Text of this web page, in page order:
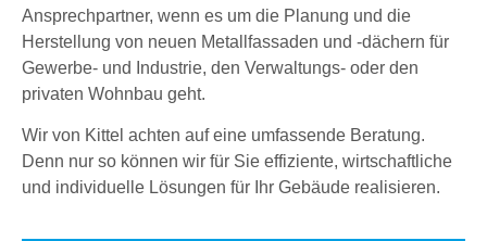
Ansprechpartner, wenn es um die Planung und die
Herstellung von neuen Metallfassaden und -dächern für
Gewerbe- und Industrie, den Verwaltungs- oder den
privaten Wohnbau geht.
Wir von Kittel achten auf eine umfassende Beratung.
Denn nur so können wir für Sie effiziente, wirtschaftliche
und individuelle Lösungen für Ihr Gebäude realisieren.